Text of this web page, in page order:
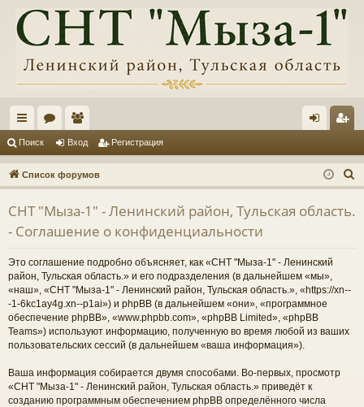
с
ы
лк
и
ум
ы
ол
ьз
ов
ат
ел
и
д ис
тр
ац
Поиск Вход Регистрация
Список форумов
о
СНТ "Мыза-1" - Ленинский район, Тульская область.
- Соглашение о конфиденциальности
Это соглашение подробно объясняет, как «СНТ "Мыза-1" - Ленинский
район, Тульская область.» и его подразделения (в дальнейшем «мы»,
«наш», «СНТ "Мыза-1" - Ленинский район, Тульская область.», «https://xn--
-1-6kc1ay4g.xn--p1ai») и phpBB (в дальнейшем «они», «программное
обеспечение phpBB», «www.phpbb.com», «phpBB Limited», «phpBB
Teams») используют информацию, полученную во время любой из ваших
пользовательских сессий (в дальнейшем «ваша информация»).
Ваша информация собирается двумя способами. Во-первых, просмотр
«СНТ "Мыза-1" - Ленинский район, Тульская область.» приведёт к
созданию программным обеспечением phpBB определённого числа